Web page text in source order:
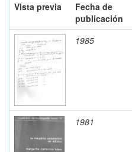
Vista previa
Fecha de
publicación
1985
1981